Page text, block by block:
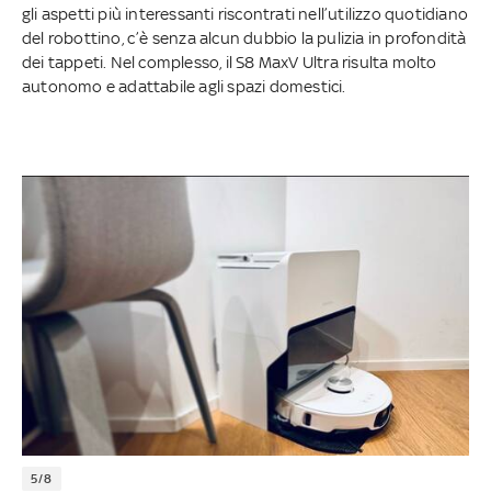
gli aspetti più interessanti riscontrati nell’utilizzo quotidiano
del robottino, c’è senza alcun dubbio la pulizia in profondità
dei tappeti. Nel complesso, il S8 MaxV Ultra risulta molto
autonomo e adattabile agli spazi domestici.
5/8